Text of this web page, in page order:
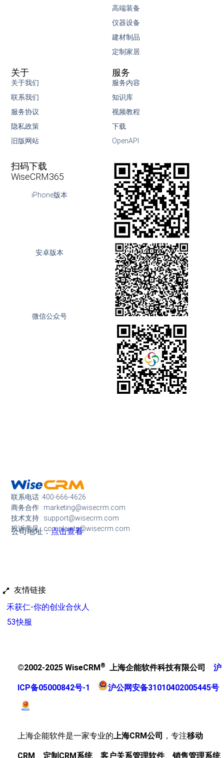
联系电话 :400-666-4626
商务合作 : marketing@wisecrm.com
技术支持 : support@wisecrm.com
投诉意见 : complaints@wisecrm.com
公司地址：点击查看
高端装备
仪器设备
建材制品
定制家居
服务
服务内容
知识库
视频教程
下载
OpenAPI
关于
关于我们
联系我们
服务协议
隐私政策
旧版网站
扫码下载
WiseCRM365
iPhone版本
安卓版本
微信公众号
友情链接
禾获仁-你的创业合伙人
53快服
©2002-2025 WiseCRM® 上海企能软件科技有限公司 沪
ICP备05000842号-1 沪公网安备31010402005445号
上海企能软件是一家专业的 上海CRM公司 ，专注移动
CRM 定制CRM系统、 客户关系管理软件、销售管理系统